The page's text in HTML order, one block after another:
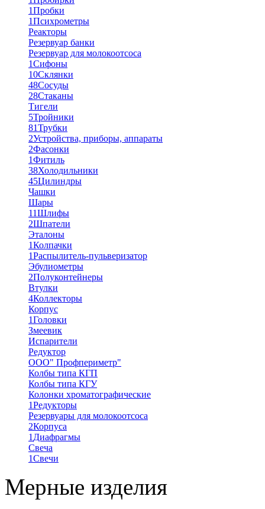
1Пробки
1Психрометры
Реакторы
Резервуар банки
Резервуар для молокоотсоса
1Сифоны
10Склянки
48Сосуды
28Стаканы
Тигели
5Тройники
81Трубки
2Устройства, приборы, аппараты
2Фасонки
1Фитиль
38Холодильники
45Цилиндры
Чашки
Шары
11Шлифы
2Шпатели
Эталоны
1Колпачки
1Распылитель-пульверизатор
Эбулиометры
2Полуконтейнеры
Втулки
4Коллекторы
Корпус
1Головки
Змеевик
Испарители
Редуктор
ООО" Профпериметр"
Колбы типа КГП
Колбы типа КГУ
Колонки хроматографические
1Редукторы
Резервуары для молокоотсоса
2Корпуса
1 Диафрагмы
Свеча
1Свечи
Мерные изделия